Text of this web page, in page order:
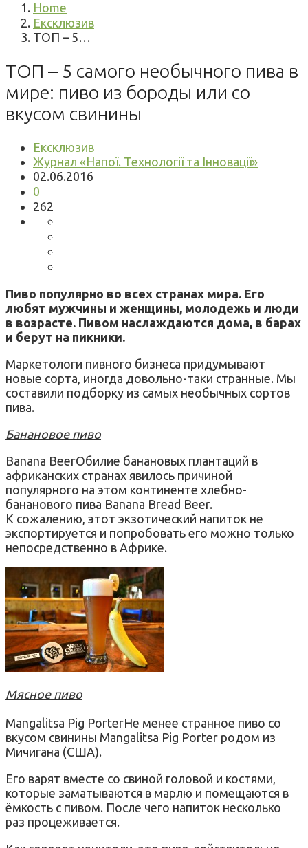
Home
Ексклюзив
ТОП – 5…
ТОП – 5 самого необычного пива в
мире: пиво из бороды или со
вкусом свинины
Ексклюзив
Журнал «Напої. Технології та Інновації»
02.06.2016
0
262
Пиво популярно во всех странах мира. Его
любят мужчины и женщины, молодежь и люди
в возрасте. Пивом наслаждаются дома, в барах
и берут на пикники.
Маркетологи пивного бизнеса придумывают
новые сорта, иногда довольно-таки странные. Мы
составили подборку из самых необычных сортов
пива.
Банановое пиво
Banana BeerОбилие банановых плантаций в
африканских странах явилось причиной
популярного на этом континенте хлебно-
бананового пива Banana Bread Beer.
К сожалению, этот экзотический напиток не
экспортируется и попробовать его можно только
непосредственно в Африке.
Мясное пиво
Mangalitsa Pig PorterНе менее странное пиво со
вкусом свинины Mangalitsa Pig Porter родом из
Мичигана (США).
Его варят вместе со свиной головой и костями,
которые заматываются в марлю и помещаются в
ёмкость с пивом. После чего напиток несколько
раз процеживается.